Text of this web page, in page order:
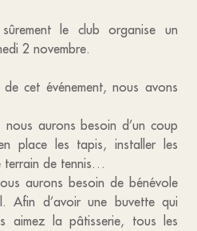
le club organise un
2 novembre.
cet événement, nous avons
nous aurons besoin d’un coup
place les tapis, installer les
terrain de tennis…
aurons besoin de bénévole
Afin d’avoir une buvette qui
aimez la pâtisserie, tous les